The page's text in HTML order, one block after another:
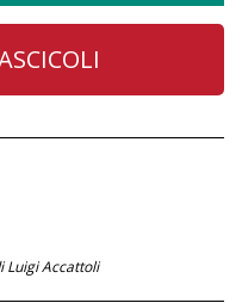
Luigi Accattoli